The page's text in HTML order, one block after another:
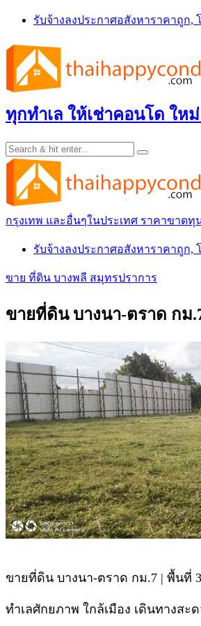
Skip
content
รับจ้างลงประกาศอสังหาราคาถูก
ทุกทำเล ให้เช่าคอนโด ให
กรุงเทพ และอื่นๆในประเทศ ราคาขาดทุ
รับจ้างลงประกาศอสังหาราคาถูก
ขาย ที่ดิน บางพลี สมุทรปราการ
ขายที่ดิน บางนา-ตราด กม
ขายที่ดิน บางนา-ตราด กม.7 | พื้นที่
ทำเลศักยภาพ ใกล้เมือง เดินทางส